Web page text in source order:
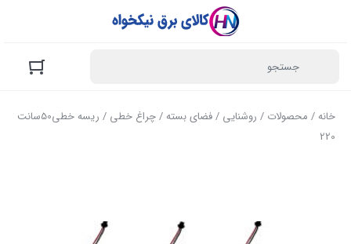
خانه/ محصولات / روشنایی /فضای بسته/چراغ خطی
/ ریسه خطی50سانت
220